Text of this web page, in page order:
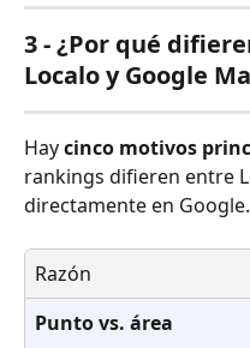
3 - ¿Por qué
Localo y Google
Hay cinco motivos
rankings difieren entre
directamente en Google.
Razón
Punto vs. área